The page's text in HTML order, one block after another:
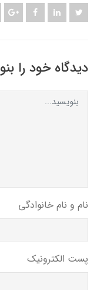
دیدگاه خود را
نام و نام خانوادگی
پست الکترونیک